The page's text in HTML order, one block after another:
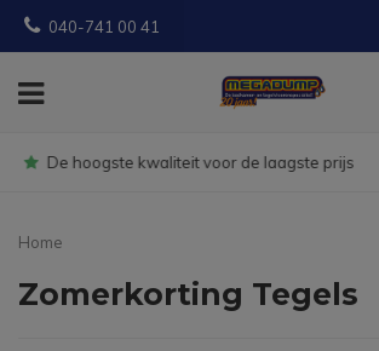
040-741 00 41
Gratisbezorgd vanaf € 150
Home
Zomerkorting Tegels